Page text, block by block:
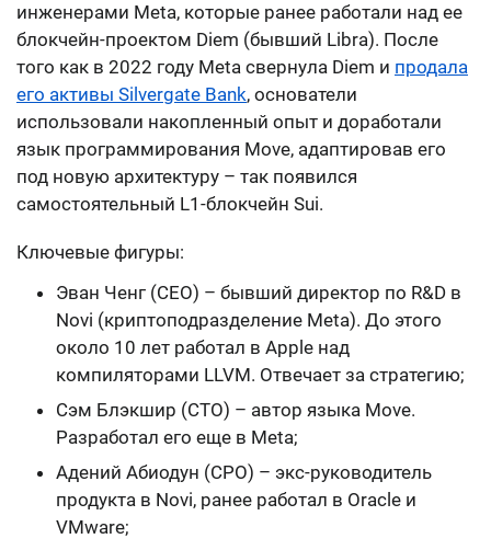
инженерами Meta, которые ранее работали над ее
блокчейн-проектом Diem (бывший Libra). После
того как в 2022 году Meta свернула Diem и продала
его активы Silvergate Bank, основатели
использовали накопленный опыт и доработали
язык программирования Move, адаптировав его
под новую архитектуру – так появился
самостоятельный L1-блокчейн Sui.
Ключевые фигуры:
Эван Ченг (CEO) – бывший директор по R&D в
Novi (криптоподразделение Meta). До этого
около 10 лет работал в Apple над
компиляторами LLVM. Отвечает за стратегию;
Сэм Блэкшир (CTO) – автор языка Move.
Разработал его еще в Meta;
Адений Абиодун (CPO) – экс-руководитель
продукта в Novi, ранее работал в Oracle и
VMware;